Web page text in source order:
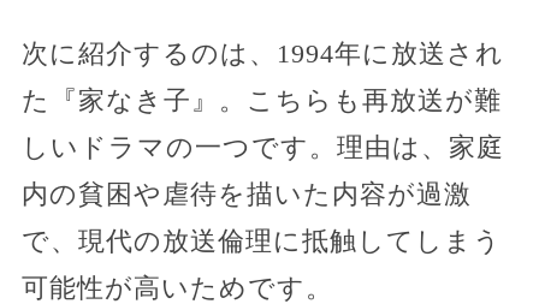
次に紹介するのは、1994年に放送され
た『家なき子』。こちらも再放送が難
しいドラマの一つです。理由は、家庭
内の貧困や虐待を描いた内容が過激
で、現代の放送倫理に抵触してしまう
可能性が高いためです。